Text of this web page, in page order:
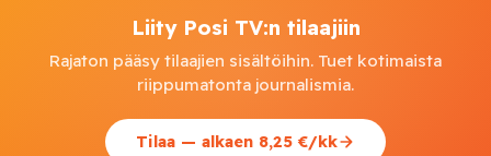
Liity Posi TV:n tilaajiin
Rajaton pääsy tilaajien sisältöihin. Tuet kotimaista
riippumatonta journalismia.
Tilaa — alkaen 8,25 €/kk